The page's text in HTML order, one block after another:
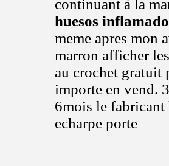
continuant à la
huesos
meme apres mon
marron afficher
au crochet
importe en vend.
6mois le fabricant
echarpe porte